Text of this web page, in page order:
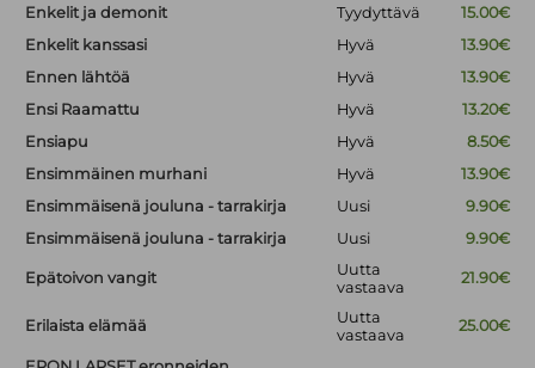
Enkelit ja demonit
Tyydyttävä
15.00€
Enkelit kanssasi
Hyvä
13.90€
Ennen lähtöä
Hyvä
13.90€
Ensi Raamattu
Hyvä
13.20€
Ensiapu
Hyvä
8.50€
Ensimmäinen murhani
Hyvä
13.90€
Ensimmäisenä jouluna - tarrakirja
Uusi
9.90€
Ensimmäisenä jouluna - tarrakirja
Uusi 9.90€
Epätoivon vangit
Uutta
vastaava
21.90€
Erilaista elämää
Uutta
vastaava
25.00€